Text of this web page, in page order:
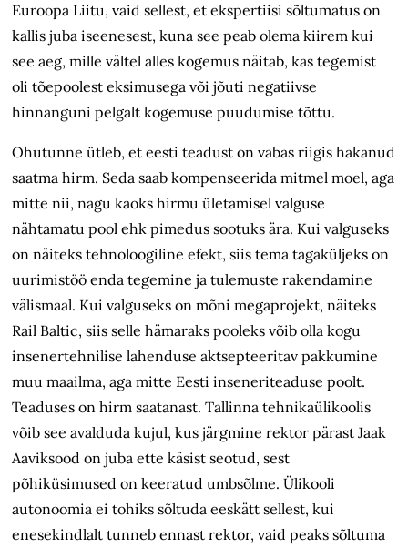
Euroopa Liitu, vaid sellest, et ekspertiisi sõltumatus on
kallis juba iseenesest, kuna see peab olema kiirem kui
see aeg, mille vältel alles kogemus näitab, kas tegemist
oli tõepoolest eksimusega või jõuti negatiivse
hinnanguni pelgalt kogemuse puudumise tõttu.
Ohutunne ütleb, et eesti teadust on vabas riigis hakanud
saatma hirm. Seda saab kompenseerida mitmel moel, aga
mitte nii, nagu kaoks hirmu ületamisel valguse
nähtamatu pool ehk pimedus sootuks ära. Kui valguseks
on näiteks tehnoloogiline efekt, siis tema tagaküljeks on
uurimistöö enda tegemine ja tulemuste rakendamine
välismaal. Kui valguseks on mõni megaprojekt, näiteks
Rail Baltic, siis selle hämaraks pooleks võib olla kogu
insenertehnilise lahenduse aktsepteeritav pakkumine
muu maailma, aga mitte Eesti inseneriteaduse poolt.
Teaduses on hirm saatanast. Tallinna tehnikaülikoolis
võib see avalduda kujul, kus järgmine rektor pärast Jaak
Aaviksood on juba ette käsist seotud, sest
põhiküsimused on keeratud umbsõlme. Ülikooli
autonoomia ei tohiks sõltuda eeskätt sellest, kui
enesekindlalt tunneb ennast rektor, vaid peaks sõltuma